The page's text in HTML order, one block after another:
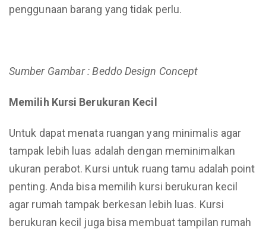
penggunaan barang yang tidak perlu.
Sumber Gambar : Beddo Design Concept
Memilih Kursi Berukuran Kecil
Untuk dapat menata ruangan yang minimalis agar
tampak lebih luas adalah dengan meminimalkan
ukuran perabot. Kursi untuk ruang tamu adalah point
penting. Anda bisa memilih kursi berukuran kecil
agar rumah tampak berkesan lebih luas. Kursi
berukuran kecil juga bisa membuat tampilan rumah